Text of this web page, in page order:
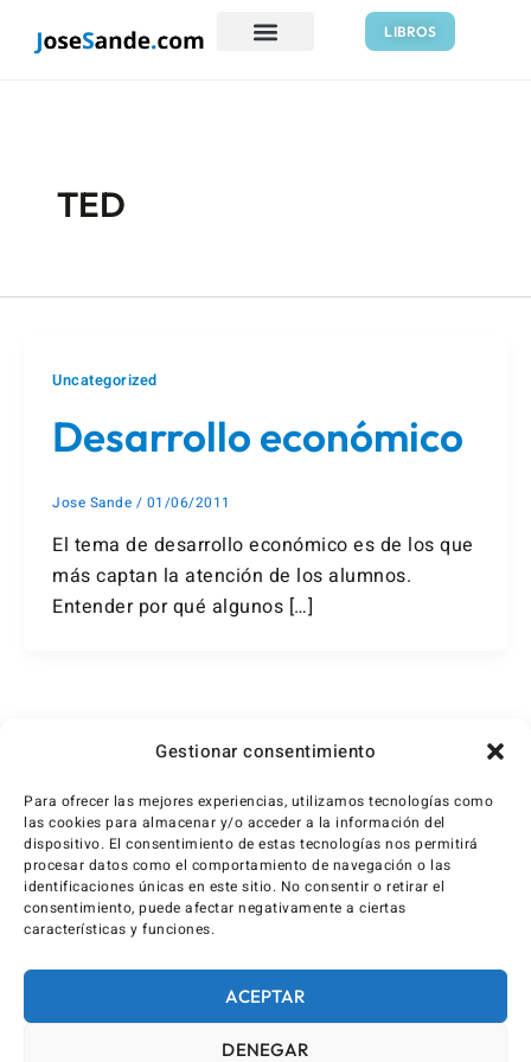
Gestionar consentimiento
Para ofrecer las mejores experiencias, utilizamos tecnologías como
las cookies para almacenar y/o acceder a la información del
dispositivo. El consentimiento de estas tecnologías nos permitirá
procesar datos como el comportamiento de navegación o las
identificaciones únicas en este sitio. No consentir o retirar el
consentimiento, puede afectar negativamente a ciertas
características y funciones.
ACEPTAR
DENEGAR
LIBROS
TED
Uncategorized
Desarrollo económico
Jose Sande / 01/06/2011
El tema de desarrollo económico es de los que
más captan la atención de los alumnos.
Entender por qué algunos […]
de
1 2 Siguiente